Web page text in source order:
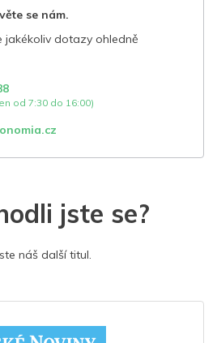
se nám.
dotazy ohledně
od 7:30 do 16:00)
jste se?
náš další titul.